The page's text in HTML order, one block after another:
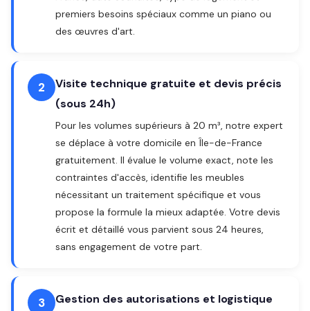
premiers besoins spéciaux comme un piano ou
des œuvres d'art.
2
Visite technique gratuite et devis précis
(sous 24h)
Pour les volumes supérieurs à 20 m³, notre expert
se déplace à votre domicile en Île-de-France
gratuitement. Il évalue le volume exact, note les
contraintes d'accès, identifie les meubles
nécessitant un traitement spécifique et vous
propose la formule la mieux adaptée. Votre devis
écrit et détaillé vous parvient sous 24 heures,
sans engagement de votre part.
3 Gestion des autorisations et logistique